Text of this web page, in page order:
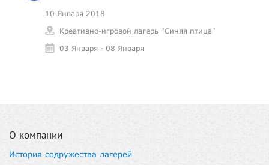
10 Января 2018
Креативно-игровой лагерь "Синяя птица"
03 Января - 08 Января
О компании
История содружества лагерей